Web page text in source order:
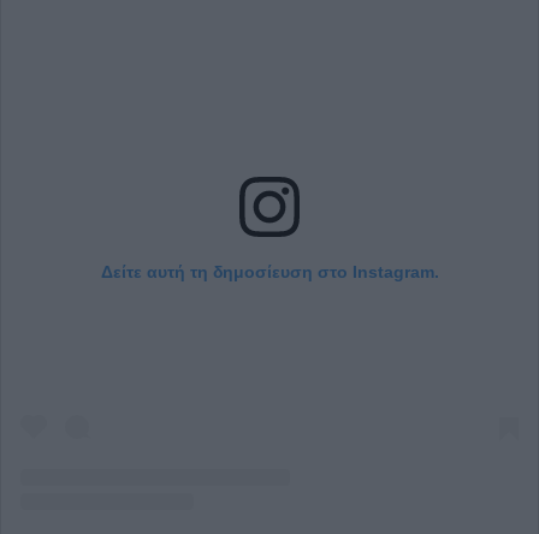
Δείτε αυτή τη δημοσίευση στο Instagram.